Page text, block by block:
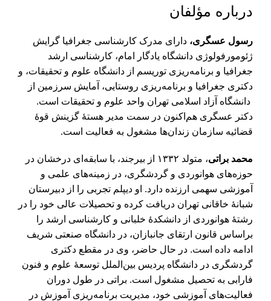
درباره مؤلفان
رسول عسگری، دارای مدرک کارشناسی جغرافیا گرایش
ژئومورفولوژی دانشگاه یادگار امام، کارشناسی ارشد
جغرافیا و برنامه‌ریزی توریسم از دانشگاه علوم و تحقیقات، و
دکتری جغرافیا و برنامه‌ریزی روستایی، آمایش سرزمین از
دانشگاه آزاد اسلامی تهران واحد علوم و تحقیقات است.
دکتر عسگری هم‌اکنون در سمت مدیر هستۀ گزینش قوۀ
قضائیه سازمان زندان‌ها مشغول به فعالیت است.
محمد براتی
، متولد ۱۳۳۲ از بیرجند، با سابقه‌ای درخشان در
حوزه‌های هوانوردی و گردشگری، در زمینه‌های علمی و
آموزشی سهمی ارزنده دارد. او دیپلم تجربی را از دبیرستان
شبانۀ خاقانی تهران دریافت کرده و تحصیلات عالی خود را در
رشتۀ هوانوردی از دانشکدۀ خلبانی و کارشناسی ارشد را
براساس قانون ارتقای جانبازان، در دانشگاه صنعتی شریف
ادامه داده است. در حال حاضر، وی در مقطع دکتری
گردشگری در دانشگاه پردیس بین‌الملل توسعۀ علوم و فنون
فارابی به تحصیل مشغول است. براتی در طول دوران
فعالیت‌های آموزشی خود، مدیریت برنامه‌ریزی آموزش در